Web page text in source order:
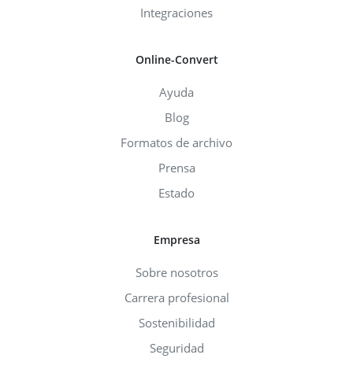
Integraciones
Online-Convert
Ayuda
Blog
Formatos de archivo
Prensa
Estado
Empresa
Sobre nosotros
Carrera profesional
Sostenibilidad
Seguridad